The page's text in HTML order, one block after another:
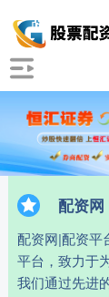
配资网
配资网|配资平
平台，致力于
我们通过先进